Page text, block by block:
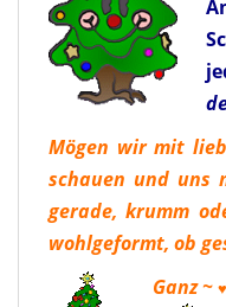
Mögen wir mit
schauen und uns
gerade, krumm
wohlgeformt, ob
Ganz ~